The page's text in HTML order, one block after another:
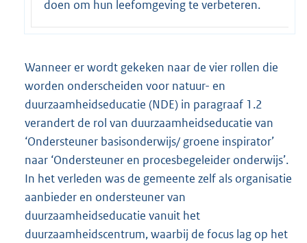
doen om hun leefomgeving te verbeteren.
Wanneer er wordt gekeken naar de vier rollen die
worden onderscheiden voor natuur- en
duurzaamheidseducatie (NDE) in paragraaf 1.2
verandert de rol van duurzaamheidseducatie van
‘Ondersteuner basisonderwijs/ groene inspirator’
naar ‘Ondersteuner en procesbegeleider onderwijs’.
In het verleden was de gemeente zelf als organisatie
aanbieder en ondersteuner van
duurzaamheidseducatie vanuit het
duurzaamheidscentrum, waarbij de focus lag op het